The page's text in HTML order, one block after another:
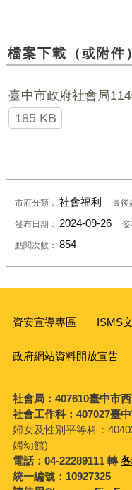
檔案下載（或附件
臺中市政府社會局
185 KB
市府分類： 社會福利 最後
發布日期： 2024-09-26 發
點閱次數： 854
資安宣導專區 ISMS
政府網站資料開放宣告
社會局：407610臺中市
社會工作科：407027臺
婦女及性別平等科：
婦幼館)
電話：04-22289111 轉
統一編號：10927325